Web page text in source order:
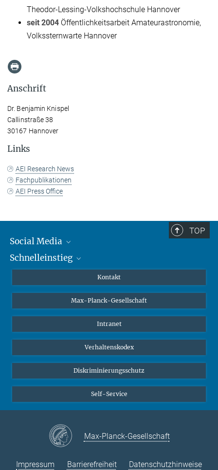
Theodor-Lessing-Volkshochschule Hannover
seit 2004 Öffentlichkeitsarbeit Amateurastronomie,
Volkssternwarte Hannover
Anschrift
Dr. Benjamin Knispel
Callinstraße 38
30167 Hannover
Links
AEI Research News
Fachpublikationen
AEI Press Office
TOP
Social Media
Mastodon
Schnelleinstieg
Schüler*innen
Öffentlichkeit
Alumnae | Alumni
Kontakt
Max-Planck-Gesellschaft
Intranet
Verhaltenskodex
Diskriminierungsschutz
Self-Service
Max-Planck-Gesellschaft
Impressum Barrierefreiheit Datenschutzhinweise